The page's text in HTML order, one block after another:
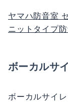
ヤマハ防音室
ニットタイプ
ボーカルサ
ボーカルサイ